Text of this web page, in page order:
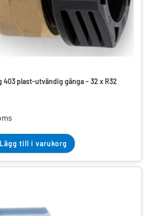
403 plast-utvändig gänga – 32 x R32
Lägg till i varukorg